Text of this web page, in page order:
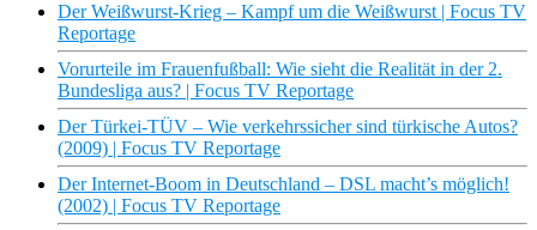
Der Weißwurst-Krieg – Kampf um die Weißwurst | Focus TV
Reportage
Vorurteile im Frauenfußball: Wie sieht die Realität in der 2.
Bundesliga aus? | Focus TV Reportage
Der Türkei-TÜV – Wie verkehrssicher sind türkische Autos?
(2009) | Focus TV Reportage
Der Internet-Boom in Deutschland – DSL macht’s möglich!
(2002) | Focus TV Reportage